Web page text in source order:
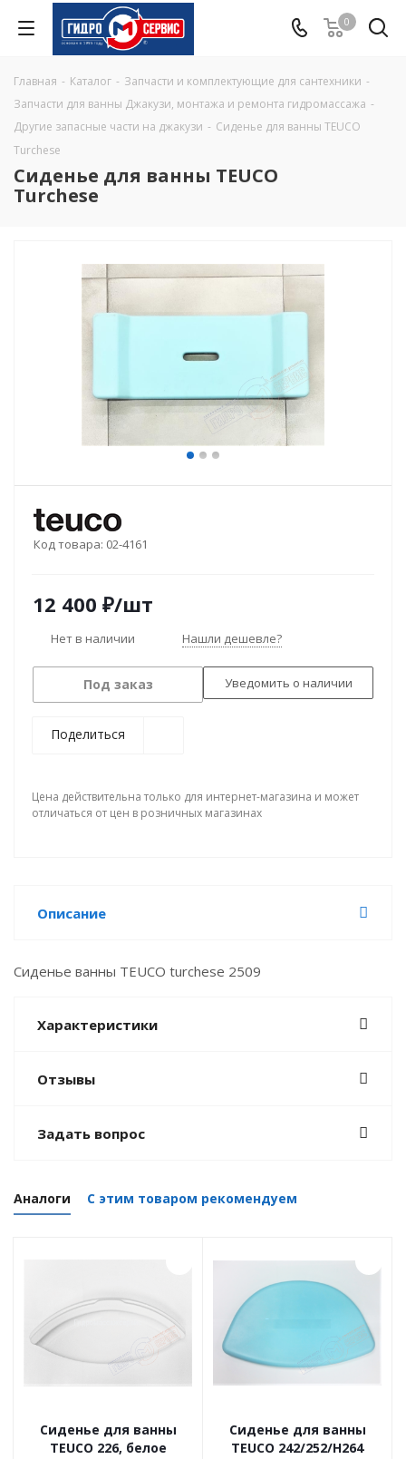
0
Главная - Каталог - Запчасти и комплектующие для сантехники -
Запчасти для ванны Джакузи, монтажа и ремонта гидромассажа -
Другие запасные части на джакузи - Сиденье для ванны TEUCO
Turchese
Сиденье для ванны TEUCO
Turchese
Код товара: 02-4161
12 400 ₽/шт
Нет в наличии Нашли дешевле?
Под заказ Уведомить о наличии
Поделиться
Цена действительна только для интернет-магазина и может
отличаться от цен в розничных магазинах
Описание
Сиденье ванны TEUCO turchese 2509
Характеристики
Отзывы
Задать вопрос
Аналоги С этим товаром рекомендуем
Сиденье для ванны
TEUCO 226, белое
Сиденье для ванны
TEUCO 242/252/H264